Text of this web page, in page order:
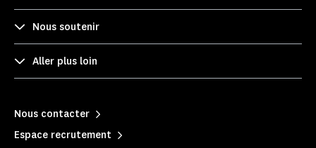
Nous soutenir
Aller plus loin
Nous contacter
Espace recrutement